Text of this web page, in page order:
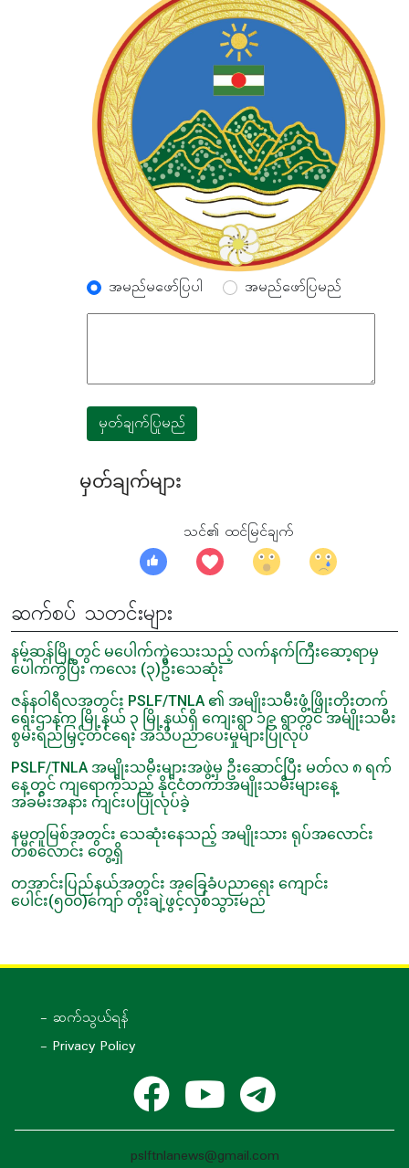
အမည်မဖော်ပြပါ အမည်ဖော်ပြမည်
မှတ်ချက်ပြုမည်
မှတ်ချက်များ
သင်၏ ထင်မြင်ချက်
ဆက်စပ် သတင်းများ
နမ့်ဆန်မြို့တွင် မပေါက်ကွဲသေးသည့် လက်နက်ကြီးဆော့ရာမှ
ပေါက်ကွဲပြီး ကလေး (၃)ဦးသေဆုံး
ဇန်နဝါရီလအတွင်း PSLF/TNLA ၏ အမျိုးသမီးဖွံ့ဖြိုးတိုးတက်
ရေးဌာနက မြို့နယ် ၃ မြို့နယ်ရှိ ကျေးရွာ ၁၉ ရွာတွင် အမျိုးသမီး
စွမ်းရည်မြှင့်တင်ရေး အသိပညာပေးမှုများပြုလုပ်
PSLF/TNLA အမျိုးသမီးများအဖွဲ့မှ ဦးဆောင်ပြီး မတ်လ ၈ ရက်
နေ့တွင် ကျရောက်သည့် နိုင်ငံတကာအမျိုးသမီးများနေ့
အခမ်းအနား ကျင်းပပြုလုပ်ခဲ့
နမ္မတူမြစ်အတွင်း သေဆုံးနေသည့် အမျိုးသား ရုပ်အလောင်း
တစ်လောင်း တွေ့ရှိ
တအာင်းပြည်နယ်အတွင်း အခြေခံပညာရေး ကျောင်း
ပေါင်း(၅၀၀)ကျော် တိုးချဲ့ဖွင့်လှစ်သွားမည်
- ဆက်သွယ်ရန်
- Privacy Policy
pslftnlanews@gmail.com